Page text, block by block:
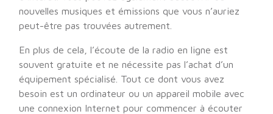
nouvelles musiques et émissions que vous n’auriez
peut-être pas trouvées autrement.
En plus de cela, l’écoute de la radio en ligne est
souvent gratuite et ne nécessite pas l’achat d’un
équipement spécialisé. Tout ce dont vous avez
besoin est un ordinateur ou un appareil mobile avec
une connexion Internet pour commencer à écouter